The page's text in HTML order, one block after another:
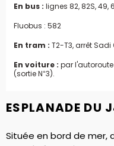
En bus : lignes 82, 82S,
Fluobus : 582
En tram : T2-T3, arrêt
En voiture : par l'autoroute
(sortie N°3).
ESPLANADE DU
Située en bord de mer,